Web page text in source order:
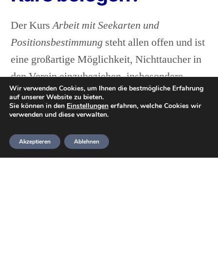
Der KursArbeit mit Seekarten und
Positionsbestimmung steht allen offen und ist
eine großartige Möglichkeit, Nichttaucher in
den Verein einzubeziehen, insbesondere
wenn diese Familienmitglieder haben, die
tauchen, da der Kurs die Planung von
der Oberflächennavigation abdeckt. Für die
Teilnahme ist keine Tauchqualifikation
Wir verwenden Cookies, um Ihnen die bestmögliche Erfahrung
auf unserer Website zu bieten.
Sie können in den Einstellungen erfahren, welche Cookies wir
verwenden und diese verwalten.
Akzeptieren Ablehnen